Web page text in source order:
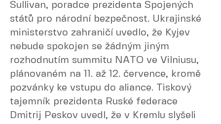
Sullivan, poradce prezidenta Spojených
států pro národní bezpečnost. Ukrajinské
ministerstvo zahraničí uvedlo, že Kyjev
nebude spokojen se žádným jiným
rozhodnutím summitu NATO ve Vilniusu,
plánovaném na 11. až 12. července, kromě
pozvánky ke vstupu do aliance. Tiskový
tajemník prezidenta Ruské federace
Dmitrij Peskov uvedl, že v Kremlu slyšeli